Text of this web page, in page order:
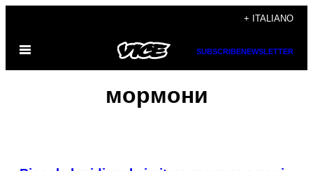
contenuto
+ ITALIANO
Apri
menu
SUBSCRIBENEWSLETTER
мормони